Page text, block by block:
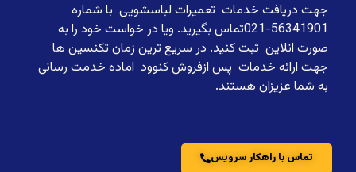
جهت دریافت خدمات تعمیرات لباسشویی با شماره
56341901-021تماس بگیرید. ویا در خواست خود را به
صورت انلاین ثبت کنید. در سریع ترین زمان تکنسین ها
جهت ارائه خدمات پس ازفروش کنوود اماده خدمت رسانی
به شما عزیزان هستند.
تماس با راهکار سرویس